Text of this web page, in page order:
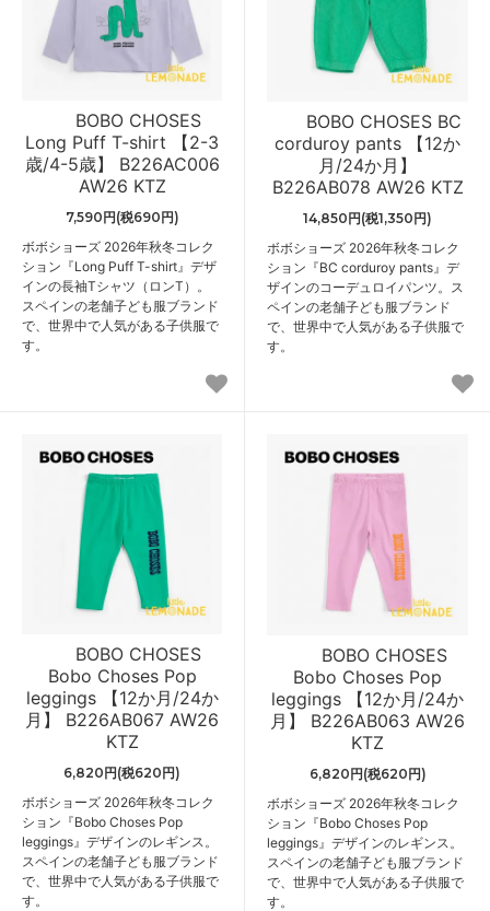
BOBO CHOSES
Long Puff T-shirt 【2-3
歳/4-5歳】 B226AC006
AW26 KTZ
7,590円(税690円)
ボボショーズ 2026年秋冬コレク
ション『Long Puff T-shirt』デザ
インの長袖Tシャツ（ロンT）。
スペインの老舗子ども服ブランド
で、世界中で人気がある子供服で
す。
BOBO CHOSES BC
corduroy pants 【12か
月/24か月】
B226AB078 AW26 KTZ
14,850円(税1,350円)
ボボショーズ 2026年秋冬コレク
ション『BC corduroy pants』デ
ザインのコーデュロイパンツ。ス
ペインの老舗子ども服ブランド
で、世界中で人気がある子供服で
す。
BOBO CHOSES
Bobo Choses Pop
leggings 【12か月/24か
月】 B226AB067 AW26
KTZ
6,820円(税620円)
ボボショーズ 2026年秋冬コレク
ション『Bobo Choses Pop
leggings』デザインのレギンス。
スペインの老舗子ども服ブランド
で、世界中で人気がある子供服で
す。
BOBO CHOSES
Bobo Choses Pop
leggings 【12か月/24か
月】 B226AB063 AW26
KTZ
6,820円(税620円)
ボボショーズ 2026年秋冬コレク
ション『Bobo Choses Pop
leggings』デザインのレギンス。
スペインの老舗子ども服ブランド
で、世界中で人気がある子供服で
す。